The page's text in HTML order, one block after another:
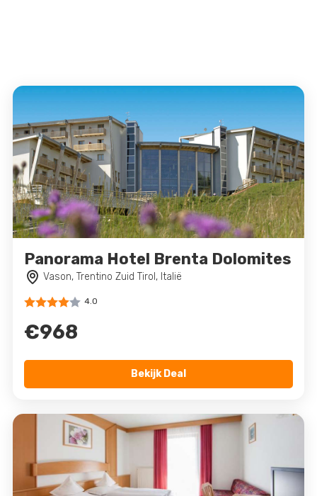
Andere hotels in deze regio
Panorama Hotel Brenta Dolomites
Vason, Trentino Zuid Tirol, Italië
4.0
€968
Bekijk Deal